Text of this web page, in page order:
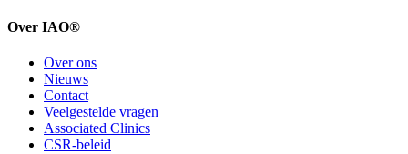
Over IAO®
Over ons
Nieuws
Contact
Veelgestelde vragen
Associated Clinics
CSR-beleid